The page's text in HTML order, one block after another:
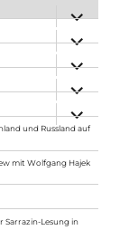
anzeigen
anzeigen
anzeigen
anzeigen
anzeigen
und Russland auf
mit Wolfgang Hajek
Sarrazin-Lesung in